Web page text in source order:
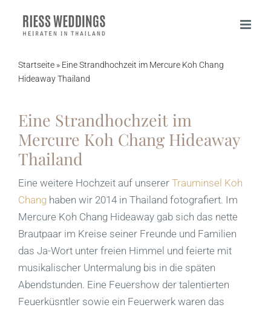
Inhalt
Startseite» Eine Strandhochzeit im Mercure Koh Chang
Hideaway Thailand
Eine Strandhochzeit im
Mercure Koh Chang Hideaway
Thailand
Eine weitere Hochzeit auf unserer Trauminsel Koh
Chang haben wir 2014 in Thailand fotografiert. Im
Mercure Koh Chang Hideaway gab sich das nette
Brautpaar im Kreise seiner Freunde und Familien
das Ja-Wort unter freien Himmel und feierte mit
musikalischer Untermalung bis in die späten
Abendstunden. Eine Feuershow der talentierten
Feuerküsntler sowie ein Feuerwerk waren das